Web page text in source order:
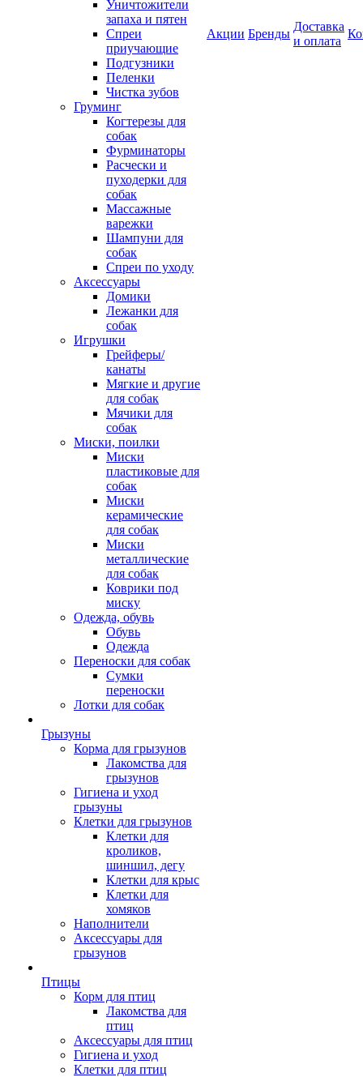
Уничтожители
запаха и пятен
Спреи
приучающие
Подгузники
Пеленки
Чистка зубов
Груминг
Когтерезы для
собак
Фурминаторы
Расчески и
пуходерки для
собак
Массажные
варежки
Шампуни для
собак
Спреи по уходу
Аксессуары
Домики
Лежанки для
собак
Игрушки
Грейферы/
канаты
Мягкие и другие
для собак
Мячики для
собак
Миски, поилки
Миски
пластиковые для
собак
Миски
керамические
для собак
Миски
металлические
для собак
Коврики под
миску
Одежда, обувь
Обувь
Одежда
Переноски для собак
Сумки
переноски
Лотки для собак
Грызуны
Корма для грызунов
Лакомства для
грызунов
Гигиена и уход
грызуны
Клетки для грызунов
Клетки для
кроликов,
шиншил, дегу
Клетки для крыс
Клетки для
хомяков
Наполнители
Аксессуары для
грызунов
Птицы
Корм для птиц
Лакомства для
птиц
Аксессуары для птиц
Гигиена и уход
Клетки для птиц
Акции Бренды
Доставка
и оплата